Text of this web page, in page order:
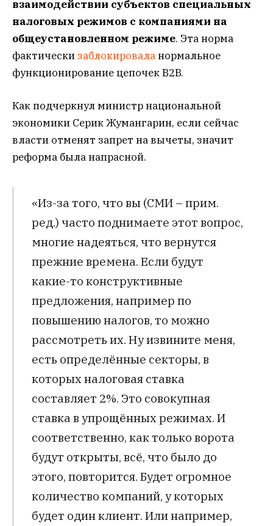
взаимодействии субъектов специальных
налоговых режимов с компаниями на
общеустановленном режиме. Эта норма
фактически заблокироваланормальное
функционирование цепочек B2B.
Как подчеркнул министр национальной
экономики Серик Жумангарин, если сейчас
власти отменят запрет на вычеты, значит
реформа была напрасной.
«Из-за того, что вы (СМИ – прим.
ред.) часто поднимаете этот вопрос,
многие надеяться, что вернутся
прежние времена. Если будут
какие-то конструктивные
предложения, например по
повышению налогов, то можно
рассмотреть их. Ну извините меня,
есть определённые секторы, в
которых налоговая ставка
составляет 2%. Это совокупная
ставка в упрощённых режимах. И
соответственно, как только ворота
будут открыты, всё, что было до
этого, повторится. Будет огромное
количество компаний, у которых
будет один клиент. Или например,